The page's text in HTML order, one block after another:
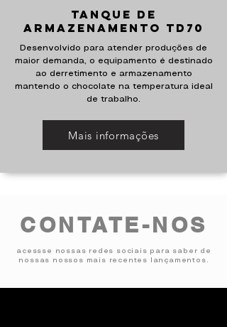
Tanque de
armazenamento td70
Desenvolvido para atender produções de
maior demanda, o equipamento é destinado
ao derretimento e armazenamento
mantendo o chocolate na temperatura ideal
de trabalho.
Mais informações
CONTATE-NOS
acessse nossas redes sociais para saber de
nossas nossos mais recentes lançamentos.